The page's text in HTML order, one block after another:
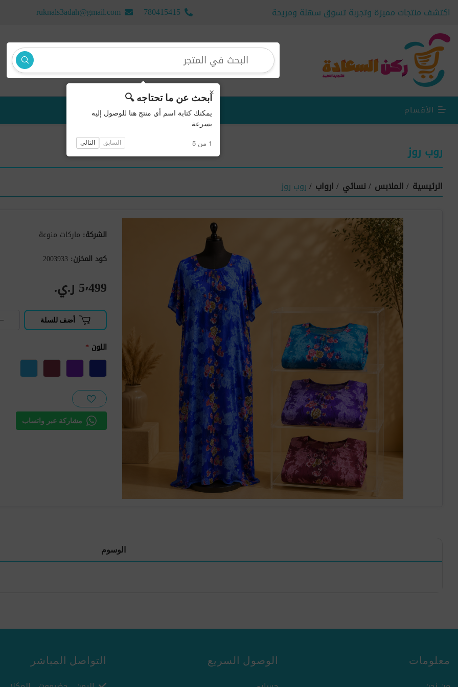
اكتشف منتجات مميزة وتجربة تسوق سهلة ومريحة 780415415
ruknals3adah@gmail.com
الأقسام منتجات جديدة
روب روز
الرئيسية /الملابس /نسائي /ارواب /روب روز
الشركة: ماركات منوعة
كود المخزن: 2003933
5٬499 ر.ي.‏
أضف للسلة
اللون *
مشاركة عبر واتساب
الوسوم
معلومات الوصول السريع التواصل المباشر
×ابحث عن ما تحتاجه 🔍
يمكنك كتابة اسم أي منتج هنا للوصول إليه
بسرعة.
1 من 5 السابق التالي